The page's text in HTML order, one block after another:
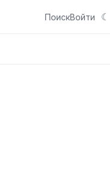
ПоискВойти ☾